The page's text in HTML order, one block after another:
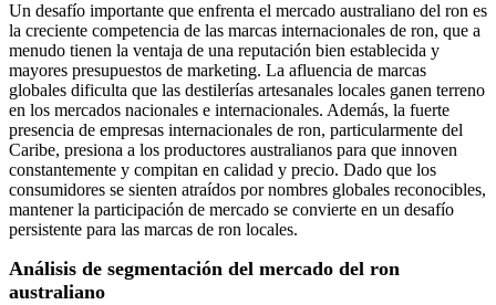
Un desafío importante que enfrenta el mercado australiano del ron es
la creciente competencia de las marcas internacionales de ron, que a
menudo tienen la ventaja de una reputación bien establecida y
mayores presupuestos de marketing. La afluencia de marcas
globales dificulta que las destilerías artesanales locales ganen terreno
en los mercados nacionales e internacionales. Además, la fuerte
presencia de empresas internacionales de ron, particularmente del
Caribe, presiona a los productores australianos para que innoven
constantemente y compitan en calidad y precio. Dado que los
consumidores se sienten atraídos por nombres globales reconocibles,
mantener la participación de mercado se convierte en un desafío
persistente para las marcas de ron locales.
Análisis de segmentación del mercado del ron
australiano